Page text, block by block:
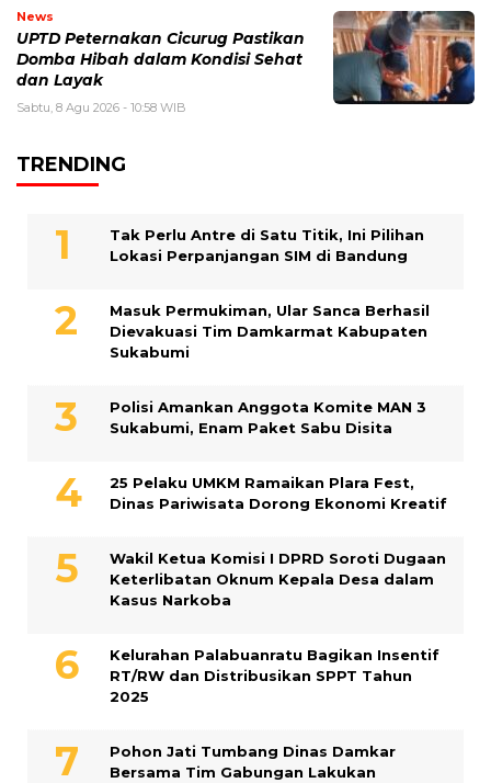
News
UPTD Peternakan Cicurug Pastikan
Domba Hibah dalam Kondisi Sehat
dan Layak
Sabtu, 8 Agu 2026 - 10:58 WIB
TRENDING
Tak Perlu Antre di Satu Titik, Ini Pilihan
Lokasi Perpanjangan SIM di Bandung
Masuk Permukiman, Ular Sanca Berhasil
Dievakuasi Tim Damkarmat Kabupaten
Sukabumi
Polisi Amankan Anggota Komite MAN 3
Sukabumi, Enam Paket Sabu Disita
25 Pelaku UMKM Ramaikan Plara Fest,
Dinas Pariwisata Dorong Ekonomi Kreatif
Wakil Ketua Komisi I DPRD Soroti Dugaan
Keterlibatan Oknum Kepala Desa dalam
Kasus Narkoba
Kelurahan Palabuanratu Bagikan Insentif
RT/RW dan Distribusikan SPPT Tahun
2025
Pohon Jati Tumbang Dinas Damkar
Bersama Tim Gabungan Lakukan